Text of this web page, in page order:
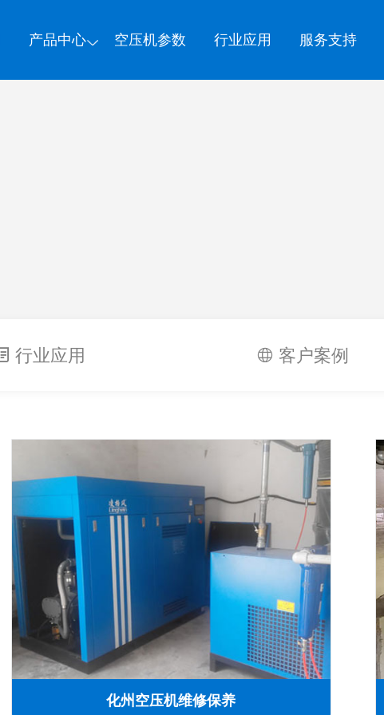
产品中心 空压机参数 行业应用 服务支持
行业应用 客户案例
化州空压机维修保养